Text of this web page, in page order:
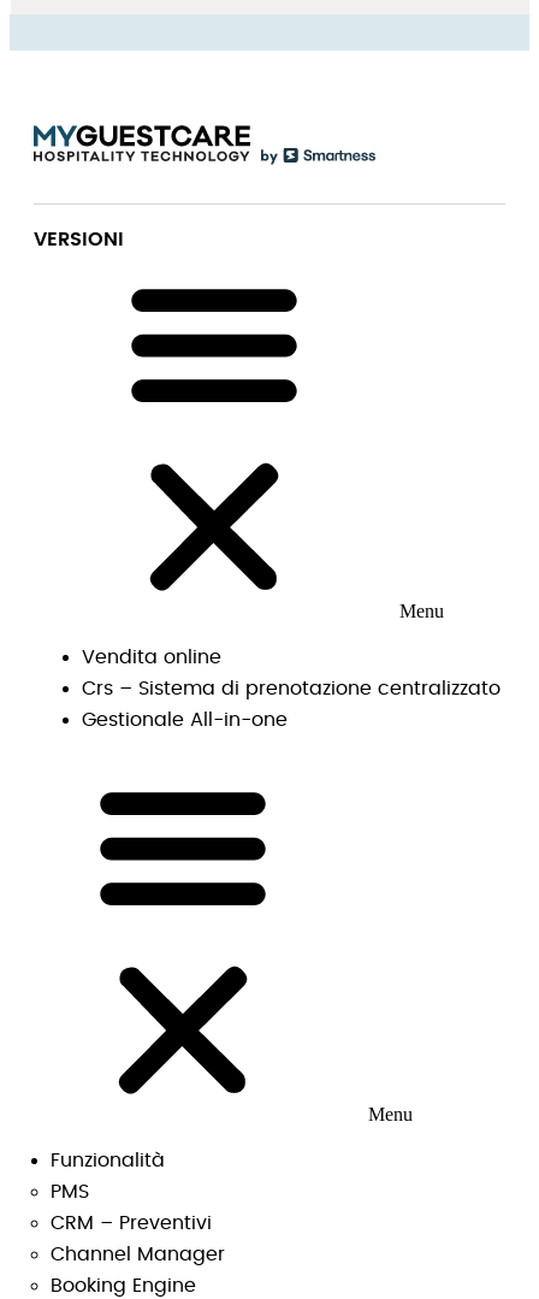
VERSIONI
Menu
Vendita online
Crs – Sistema di prenotazione centralizzato
Gestionale All-in-one
Menu
Funzionalità
PMS
CRM – Preventivi
Channel Manager
Booking Engine